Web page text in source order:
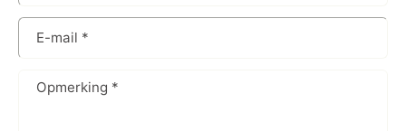
E-mail *
Opmerking *